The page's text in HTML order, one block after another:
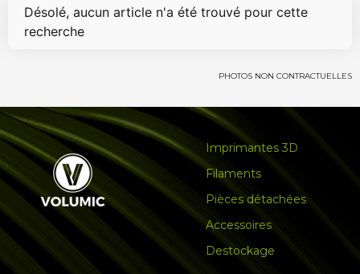
Désolé, aucun article n'a été trouvé pour cette
recherche
PHOTOS NON CONTRACTUELLES
Imprimantes 3D
Filaments
Pièces détachées
Accessoires
Destockage